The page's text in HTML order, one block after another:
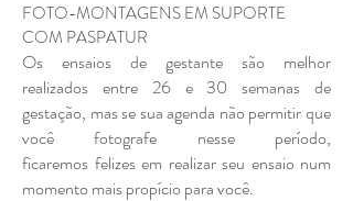
FOTO-MONTAGENS EM SUPORTE
COM PASPATUR
Os ensaios de gestante são melhor
realizados entre 26 e 30 semanas de
gestação, mas se sua agenda não permitir que
você fotografe nesse período,
ficaremos felizes em realizar seu ensaio num
momento mais propício para você.